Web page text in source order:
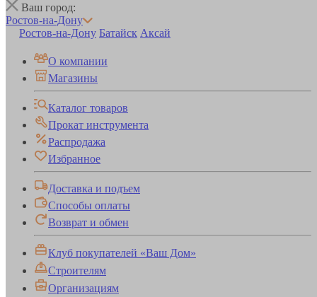
Ваш город:
Ростов-на-Дону
Ростов-на-Дону Батайск Аксай
О компании
Магазины
Каталог товаров
Прокат инструмента
Распродажа
Избранное
Доставка и подъем
Способы оплаты
Возврат и обмен
Клуб покупателей «Ваш Дом»
Строителям
Организациям